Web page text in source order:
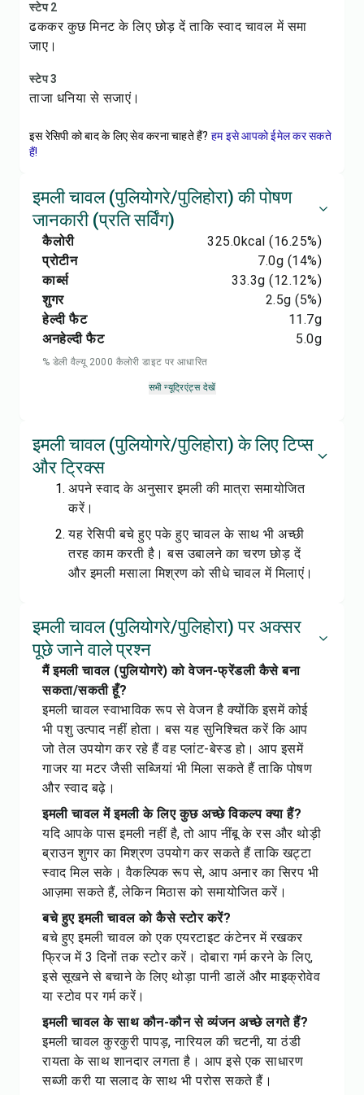
स्टेप 2
ढककर कुछ मिनट के लिए छोड़ दें ताकि स्वाद चावल में समा
जाए।
स्टेप 3
ताजा धनिया से सजाएं।
इस रेसिपी को बाद के लिए सेव करना चाहते हैं? हम इसे आपको ईमेल कर सकते
हैं!
इमली चावल (पुलियोगरे/पुलिहोरा) की पोषण
जानकारी (प्रति सर्विंग)
कैलोरी 325.0kcal (16.25%)
प्रोटीन
7.0g (14%)
कार्ब्स
33.3g (12.12%)
शुगर
2.5g (5%)
हेल्दी फैट
11.7g
अनहेल्दी फैट
5.0g
% डेली वैल्यू 2000 कैलोरी डाइट पर आधारित
सभी न्यूट्रिएंट्स देखें
इमली चावल (पुलियोगरे/पुलिहोरा) के लिए टिप्स
और ट्रिक्स
अपने स्वाद के अनुसार इमली की मात्रा समायोजित
करें।
यह रेसिपी बचे हुए पके हुए चावल के साथ भी अच्छी
तरह काम करती है। बस उबालने का चरण छोड़ दें
और इमली मसाला मिश्रण को सीधे चावल में मिलाएं।
इमली चावल (पुलियोगरे/पुलिहोरा) पर अक्सर
पूछे जाने वाले प्रश्न
मैं इमली चावल (पुलियोगरे) को वेजन-फ्रेंडली कैसे बना
सकता/सकती हूँ?
इमली चावल स्वाभाविक रूप से वेजन है क्योंकि इसमें कोई
भी पशु उत्पाद नहीं होता। बस यह सुनिश्चित करें कि आप
जो तेल उपयोग कर रहे हैं वह प्लांट-बेस्ड हो। आप इसमें
गाजर या मटर जैसी सब्जियां भी मिला सकते हैं ताकि पोषण
और स्वाद बढ़े।
इमली चावल में इमली के लिए कुछ अच्छे विकल्प क्या हैं?
यदि आपके पास इमली नहीं है, तो आप नींबू के रस और थोड़ी
ब्राउन शुगर का मिश्रण उपयोग कर सकते हैं ताकि खट्टा
स्वाद मिल सके। वैकल्पिक रूप से, आप अनार का सिरप भी
आज़मा सकते हैं, लेकिन मिठास को समायोजित करें।
बचे हुए इमली चावल को कैसे स्टोर करें?
बचे हुए इमली चावल को एक एयरटाइट कंटेनर में रखकर
फ्रिज में 3 दिनों तक स्टोर करें। दोबारा गर्म करने के लिए,
इसे सूखने से बचाने के लिए थोड़ा पानी डालें और माइक्रोवेव
या स्टोव पर गर्म करें।
इमली चावल के साथ कौन-कौन से व्यंजन अच्छे लगते हैं?
इमली चावल कुरकुरी पापड़, नारियल की चटनी, या ठंडी
रायता के साथ शानदार लगता है। आप इसे एक साधारण
सब्जी करी या सलाद के साथ भी परोस सकते हैं।